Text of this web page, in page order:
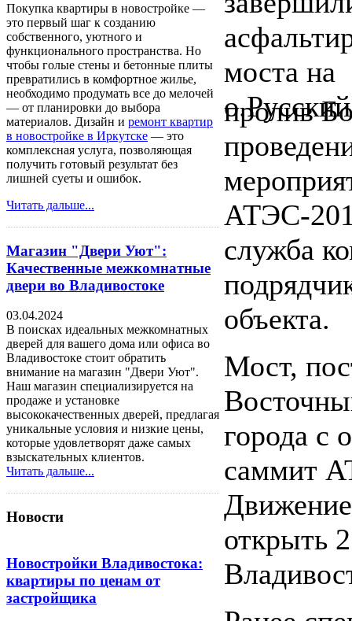
Покупка квартиры в новостройке —
это первый шаг к созданию
собственного, уютного и
функционального пространства. Но
чтобы голые стены и бетонные плиты
превратились в комфортное жилье,
необходимо продумать все до мелочей
— от планировки до выбора
материалов. Дизайн и ремонт квартир
в новостройке в Иркутске — это
комплексная услуга, позволяющая
получить готовый результат без
лишней суеты и ошибок.
Читать дальше...
Магазин "Двери Уют":
Качественные межкомнатные
двери во Владивостоке
03.04.2024
В поисках идеальных межкомнатных
дверей для вашего дома или офиса во
Владивостоке стоит обратить
внимание на магазин "Двери Уют".
Наш магазин специализируется на
продаже и установке
высококачественных дверей, предлагая
уникальные условия и низкие цены,
которые удовлетворят даже самых
взыскательных клиентов.
Читать дальше...
Новости
Новостройки Владивостока:
квартиры по ценам от
застройщика
пролив
АТЭС-
служба
объекта.
Мост,
города с
саммит
открыть